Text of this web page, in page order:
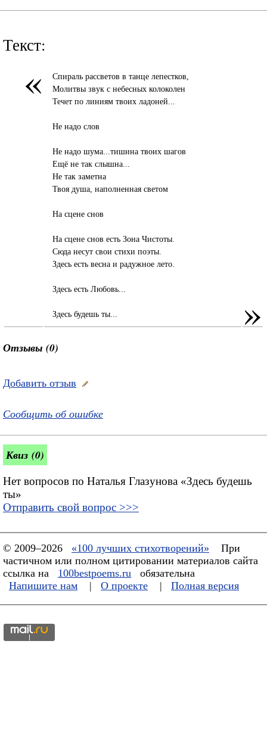
Текст:
«
Спираль рассветов в танце лепестков,
Молитвы звук с небесных колоколен
Течет по линиям твоих ладоней...
Не надо слов
Не надо шума...тишина твоих шагов
Ещё не так слышна...
Не так заметна
Твоя душа, наполненная светом
На сцене снов
На сцене снов есть Зона Чистоты.
Сюда несут свои стихи поэты.
Здесь есть весна и радужное лето.
Здесь есть Любовь...
Здесь будешь ты... »
Отзывы (0)
Добавить отзыв
Сообщить об ошибке
Квиз (0)
Нет вопросов по Наталья Глазунова «Здесь будешь
ты»
Отправить свой вопрос >>>
© 2009–2026 «100 лучших стихотворений»
При
частичном или полном цитировании материалов сайта
ссылка на
100bestpoems.ru
обязательна
Напишите нам
| О проекте | Полная версия